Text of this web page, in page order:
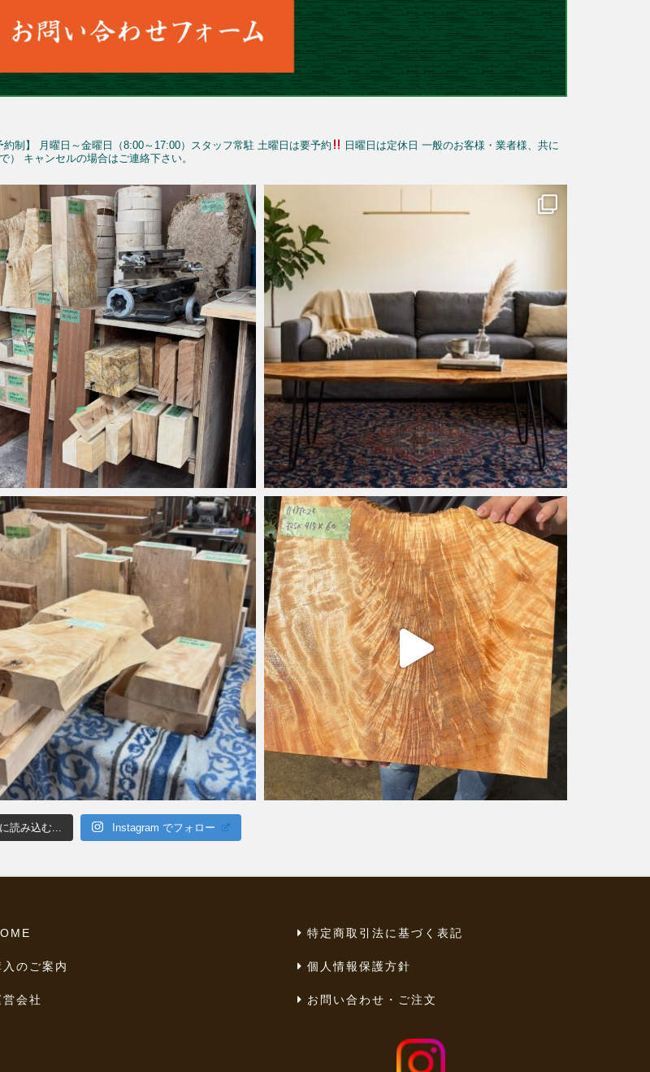
制】 月曜日～金曜日（8:00～17:00）スタッフ常駐 土曜日は要予約 日曜日は定休日 一般のお客様・業者様、共に
） キャンセルの場合はご連絡下さい。
読み込む... Instagram でフォロー
入のご案内
営会社
特定商取引法に基づく表記
個人情報保護方針
お問い合わせ・ご注文